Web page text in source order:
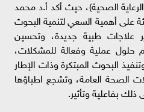
الصحية)، حيث أكد أ.د محمد
على أهمية السعي لتنمية البحوث
علاجات طبية جديدة، وتحسين
حلول عملية وفعالة للمشكلات،
البحوث المبتكرة وذات الإطار
الصحة العامة، وتشجع اطباؤها
بفاعلية وتأثير.